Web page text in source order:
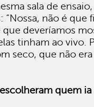
sala de
“Nossa, não é que
deveríamos
tinham ao vivo.
seco, que não
quem ia